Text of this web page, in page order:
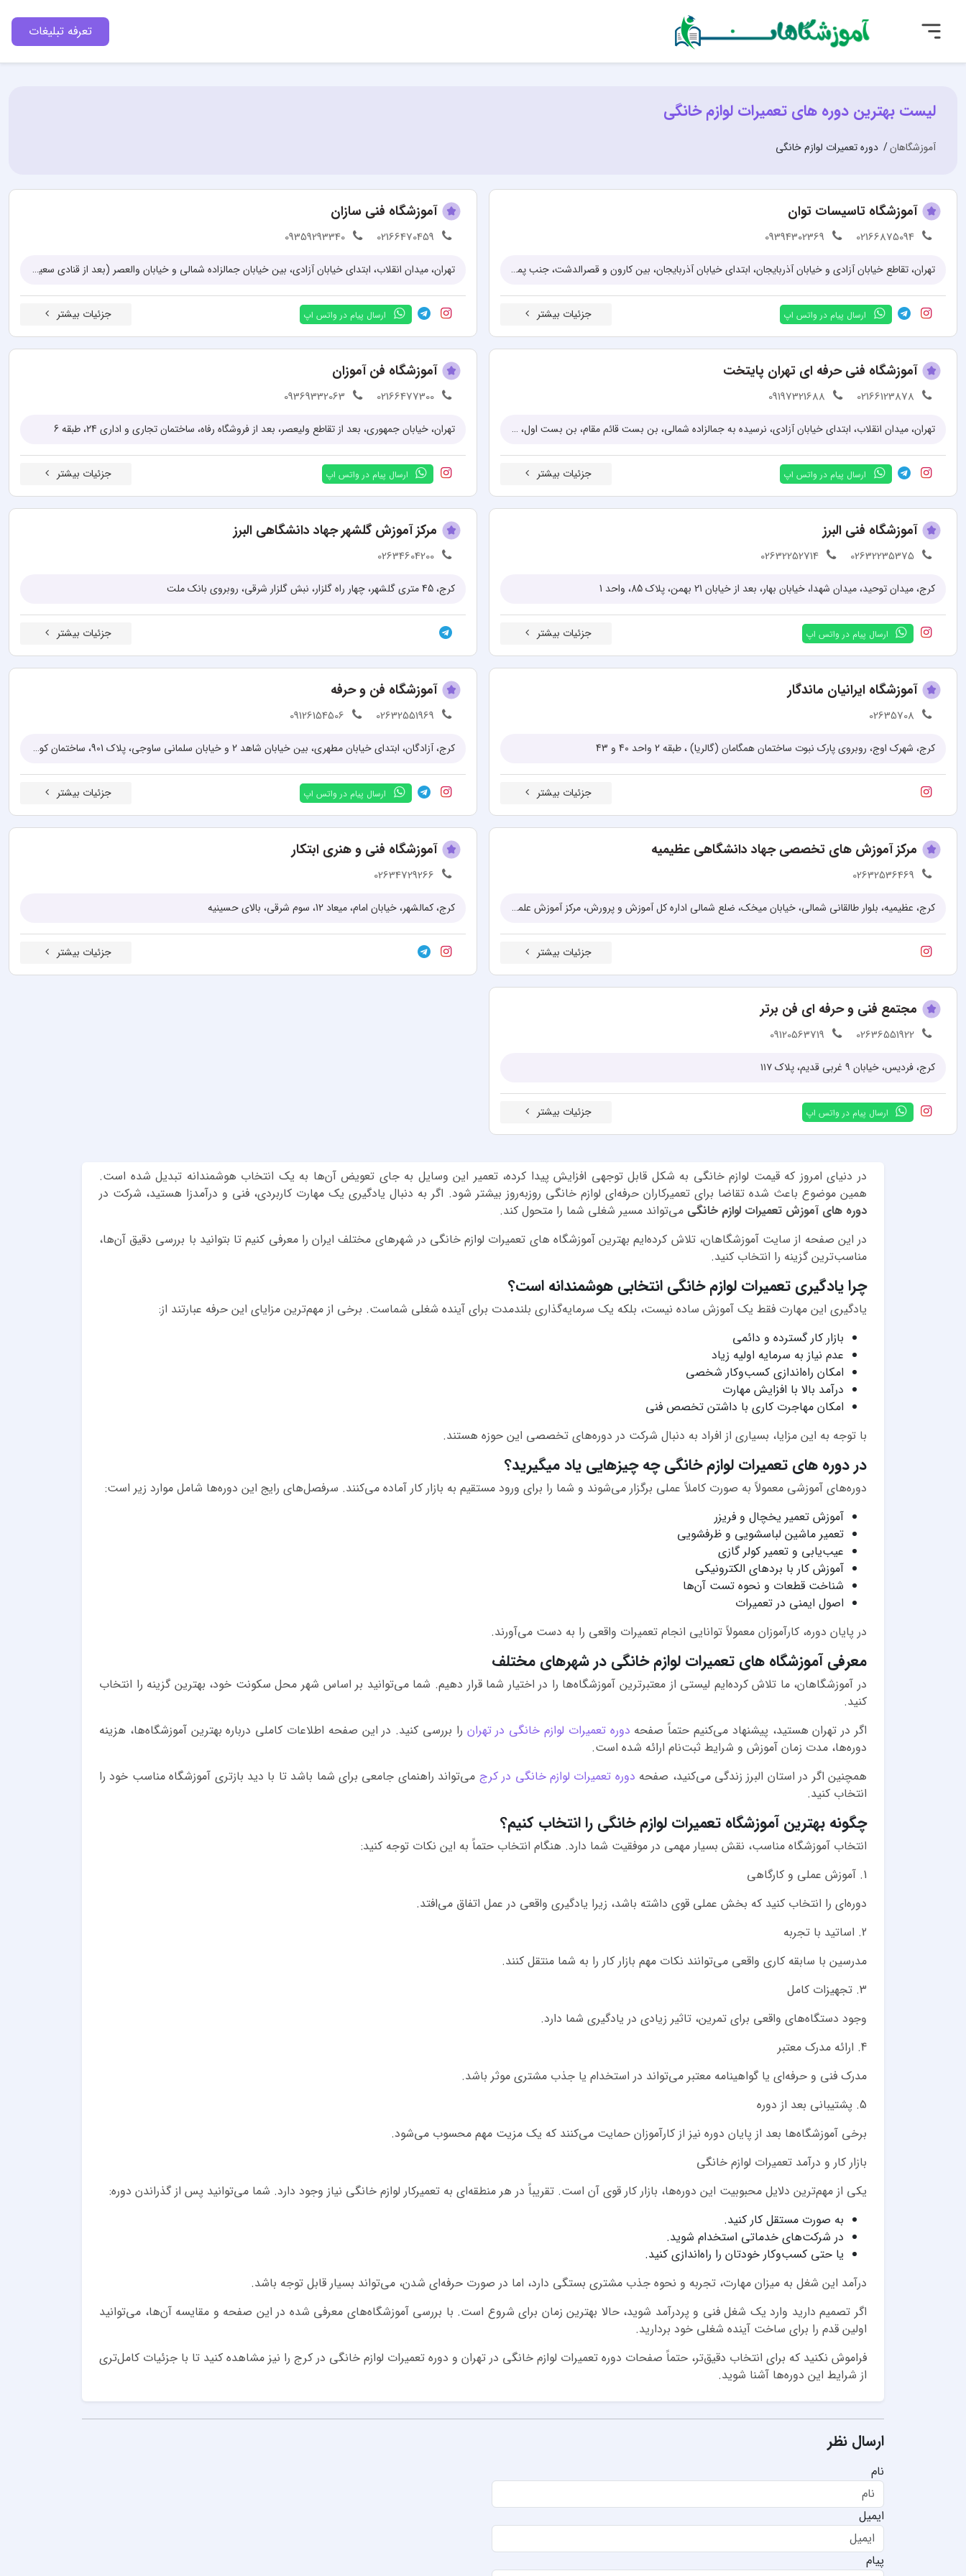
تعرفه تبلیغات
لیست بهترین دوره های تعمیرات لوازم خانگی
آموزشگاهان دوره تعمیرات لوازم خانگی
آموزشگاه تاسیسات توان
02166875094
09394302369
تهران، تقاطع خیابان آزادی و خیابان آذربایجان، ابتدای خیابان آذربایجان، بين كارون و قصرالدشت، جنب پمپ بنزین، پلاک ۹۹۸، طبقه ۳
ارسال پیام در واتس اپ جزئیات بیشتر
آموزشگاه فنی سازان
02166470459
09359293340
تهران، میدان انقلاب، ابتدای خیابان آزادی، بین خیابان جمالزاده شمالی و خیابان والعصر (بعد از قنادی سعید)، بن بست یاراحمدی، بن بست لاله، پلاک 2، طبقه اول
ارسال پیام در واتس اپ جزئیات بیشتر
آموزشگاه فنی حرفه ای تهران پایتخت
02166123878
09197321688
تهران، میدان انقلاب، ابتدای خیابان آزادی، نرسیده به جمالزاده شمالی، بن بست قائم مقام، بن بست اول، پلاک 37، ساختمان تهران پایتخت
ارسال پیام در واتس اپ جزئیات بیشتر
آموزشگاه فن آموزان
02166477300
09369332063
تهران، خیابان جمهوری، بعد از تقاطع ولیعصر، بعد از فروشگاه رفاه، ساختمان تجاری و اداری 24، طبقه 6
ارسال پیام در واتس اپ جزئیات بیشتر
آموزشگاه فنی البرز
02632235375
02632252714
کرج، میدان توحید، میدان شهدا، خیابان بهار، بعد از خیابان 21 بهمن، پلاک 85، واحد 1
ارسال پیام در واتس اپ جزئیات بیشتر
مرکز آموزش گلشهر جهاد دانشگاهی البرز
02634604200
کرج، 45 متری گلشهر، چهار راه گلزار، نبش گلزار شرقی، روبروی بانک ملت
جزئیات بیشتر
آموزشگاه ایرانیان ماندگار
02635708
کرج، شهرک اوج، روبروی پارک نبوت ساختمان همگامان (گالریا) ، طبقه 2 واحد 40 و 43
جزئیات بیشتر
آموزشگاه فن و حرفه
02632551969
09126154506
کرج، آزادگان، ابتدای خیابان مطهری، بین خیابان شاهد 2 و خیابان سلمانی ساوجی، پلاک 901، ساختمان کوروش، واحد 12
ارسال پیام در واتس اپ جزئیات بیشتر
مرکز آموزش های تخصصی جهاد دانشگاهی عظیمیه
02632536469
کرج، عظیمیه، بلوار طالقانی شمالی، خیابان میخک، ضلع شمالی اداره کل آموزش و پرورش، مرکز آموزش علمی-کاربردی جهاد دانشگاهی کرج
جزئیات بیشتر
آموزشگاه فنی و هنری ابتکار
02634729266
کرج، کمالشهر، خیابان امام، میعاد 12، سوم شرقی، بالای حسینیه
جزئیات بیشتر
مجتمع فنی و حرفه ای فن برتر
02636551922
09120563719
کرج، فردیس، خیابان ۹ غربی قدیم، پلاک ۱۱۷
ارسال پیام در واتس اپ جزئیات بیشتر
در دنیای امروز که قیمت لوازم خانگی به شکل قابل توجهی افزایش پیدا کرده، تعمیر این وسایل به جای تعویض آن‌ها به یک انتخاب هوشمندانه تبدیل شده است.
همین موضوع باعث شده تقاضا برای تعمیرکاران حرفه‌ای لوازم خانگی روزبه‌روز بیشتر شود. اگر به دنبال یادگیری یک مهارت کاربردی، فنی و درآمدزا هستید، شرکت در
دوره های آموزش تعمیرات لوازم خانگی می‌تواند مسیر شغلی شما را متحول کند.
در این صفحه از سایت آموزشگاهان، تلاش کرده‌ایم بهترین آموزشگاه های تعمیرات لوازم خانگی در شهرهای مختلف ایران را معرفی کنیم تا بتوانید با بررسی دقیق آن‌ها،
مناسب‌ترین گزینه را انتخاب کنید.
چرا یادگیری تعمیرات لوازم خانگی انتخابی هوشمندانه است؟
یادگیری این مهارت فقط یک آموزش ساده نیست، بلکه یک سرمایه‌گذاری بلندمدت برای آینده شغلی شماست. برخی از مهم‌ترین مزایای این حرفه عبارتند از:
بازار کار گسترده و دائمی
عدم نیاز به سرمایه اولیه زیاد
امکان راه‌اندازی کسب‌وکار شخصی
درآمد بالا با افزایش مهارت
امکان مهاجرت کاری با داشتن تخصص فنی
با توجه به این مزایا، بسیاری از افراد به دنبال شرکت در دوره‌های تخصصی این حوزه هستند.
در دوره های تعمیرات لوازم خانگی چه چیزهایی یاد میگیرید؟
دوره‌های آموزشی معمولاً به صورت کاملاً عملی برگزار می‌شوند و شما را برای ورود مستقیم به بازار کار آماده می‌کنند. سرفصل‌های رایج این دوره‌ها شامل موارد زیر است:
آموزش تعمیر یخچال و فریزر
تعمیر ماشین لباسشویی و ظرفشویی
عیب‌یابی و تعمیر کولر گازی
آموزش کار با بردهای الکترونیکی
شناخت قطعات و نحوه تست آن‌ها
اصول ایمنی در تعمیرات
در پایان دوره، کارآموزان معمولاً توانایی انجام تعمیرات واقعی را به دست می‌آورند.
معرفی آموزشگاه های تعمیرات لوازم خانگی در شهرهای مختلف
در آموزشگاهان، ما تلاش کرده‌ایم لیستی از معتبرترین آموزشگاه‌ها را در اختیار شما قرار دهیم. شما می‌توانید بر اساس شهر محل سکونت خود، بهترین گزینه را انتخاب
کنید.
اگر در تهران هستید، پیشنهاد می‌کنیم حتماً صفحه دوره تعمیرات لوازم خانگی در تهران را بررسی کنید. در این صفحه اطلاعات کاملی درباره بهترین آموزشگاه‌ها، هزینه
دوره‌ها، مدت زمان آموزش و شرایط ثبت‌نام ارائه شده است.
همچنین اگر در استان البرز زندگی می‌کنید، صفحه دوره تعمیرات لوازم خانگی در کرج می‌تواند راهنمای جامعی برای شما باشد تا با دید بازتری آموزشگاه مناسب خود را
انتخاب کنید.
چگونه بهترین آموزشگاه تعمیرات لوازم خانگی را انتخاب کنیم؟
انتخاب آموزشگاه مناسب، نقش بسیار مهمی در موفقیت شما دارد. هنگام انتخاب حتماً به این نکات توجه کنید:
1. آموزش عملی و کارگاهی
دوره‌ای را انتخاب کنید که بخش عملی قوی داشته باشد، زیرا یادگیری واقعی در عمل اتفاق می‌افتد.
2. اساتید با تجربه
مدرسین با سابقه کاری واقعی می‌توانند نکات مهم بازار کار را به شما منتقل کنند.
3. تجهیزات کامل
وجود دستگاه‌های واقعی برای تمرین، تاثیر زیادی در یادگیری شما دارد.
4. ارائه مدرک معتبر
مدرک فنی و حرفه‌ای یا گواهینامه معتبر می‌تواند در استخدام یا جذب مشتری موثر باشد.
5. پشتیبانی بعد از دوره
برخی آموزشگاه‌ها بعد از پایان دوره نیز از کارآموزان حمایت می‌کنند که یک مزیت مهم محسوب می‌شود.
بازار کار و درآمد تعمیرات لوازم خانگی
یکی از مهم‌ترین دلایل محبوبیت این دوره‌ها، بازار کار قوی آن است. تقریباً در هر منطقه‌ای به تعمیرکار لوازم خانگی نیاز وجود دارد. شما می‌توانید پس از گذراندن دوره:
به صورت مستقل کار کنید.
در شرکت‌های خدماتی استخدام شوید.
یا حتی کسب‌وکار خودتان را راه‌اندازی کنید.
درآمد این شغل به میزان مهارت، تجربه و نحوه جذب مشتری بستگی دارد، اما در صورت حرفه‌ای شدن، می‌تواند بسیار قابل توجه باشد.
اگر تصمیم دارید وارد یک شغل فنی و پردرآمد شوید، حالا بهترین زمان برای شروع است. با بررسی آموزشگاه‌های معرفی شده در این صفحه و مقایسه آن‌ها، می‌توانید
اولین قدم را برای ساخت آینده شغلی خود بردارید.
فراموش نکنید که برای انتخاب دقیق‌تر، حتماً صفحات دوره تعمیرات لوازم خانگی در تهران و دوره تعمیرات لوازم خانگی در کرج را نیز مشاهده کنید تا با جزئیات کامل‌تری
از شرایط این دوره‌ها آشنا شوید.
ارسال نظر
نام
ایمیل
پیام